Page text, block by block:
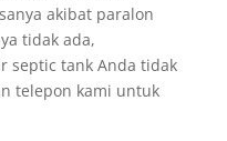
akibat paralon
tidak ada,
septic tank Anda tidak
telepon kami untuk